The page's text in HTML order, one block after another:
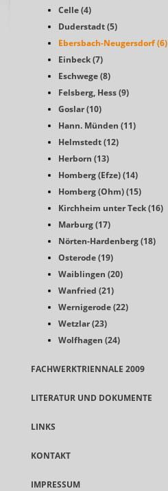
Celle (4)
Duderstadt (5)
Ebersbach-Neugersdorf (6)
Einbeck (7)
Eschwege (8)
Felsberg, Hess (9)
Goslar (10)
Hann. Münden (11)
Helmstedt (12)
Herborn (13)
Homberg (Efze) (14)
Homberg (Ohm) (15)
Kirchheim unter Teck (16)
Marburg (17)
Nörten-Hardenberg (18)
Osterode (19)
Waiblingen (20)
Wanfried (21)
Wernigerode (22)
Wetzlar (23)
Wolfhagen (24)
FACHWERKTRIENNALE 2009
LITERATUR UND DOKUMENTE
LINKS
KONTAKT
IMPRESSUM